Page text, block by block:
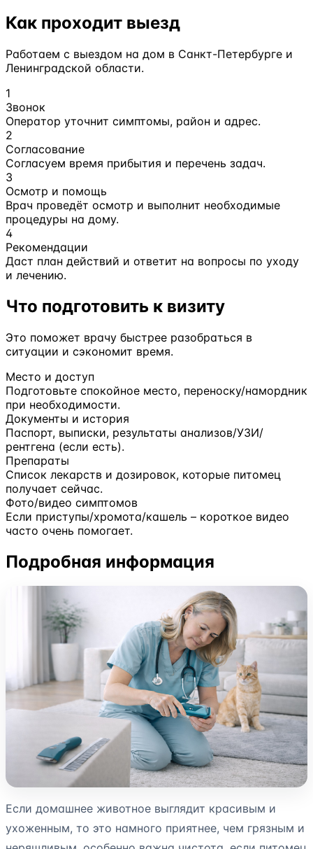
Как проходит выезд
Работаем с выездом на дом в Санкт-Петербурге и
Ленинградской области.
1
Звонок
Оператор уточнит симптомы, район и адрес.
2
Согласование
Согласуем время прибытия и перечень задач.
3
Осмотр и помощь
Врач проведёт осмотр и выполнит необходимые
процедуры на дому.
4
Рекомендации
Даст план действий и ответит на вопросы по уходу
и лечению.
Что подготовить к визиту
Это поможет врачу быстрее разобраться в
ситуации и сэкономит время.
Место и доступ
Подготовьте спокойное место, переноску/намордник
при необходимости.
Документы и история
Паспорт, выписки, результаты анализов/УЗИ/
рентгена (если есть).
Препараты
Список лекарств и дозировок, которые питомец
получает сейчас.
Фото/видео симптомов
Если приступы/хромота/кашель – короткое видео
часто очень помогает.
Подробная информация
Если домашнее животное выглядит красивым и
ухоженным, то это намного приятнее, чем грязным и